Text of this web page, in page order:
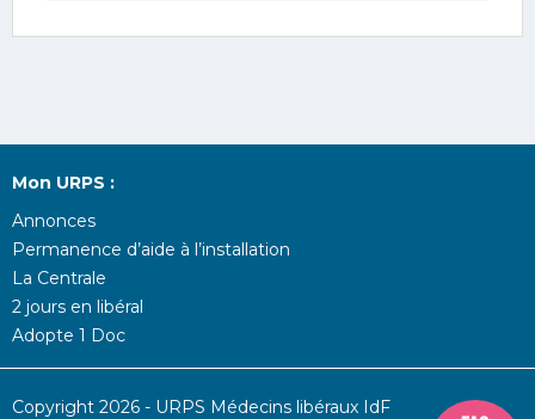
Mon URPS :
Annonces
Permanence d’aide à l’installation
La Centrale
2 jours en libéral
Adopte 1 Doc
Copyright 2026 - URPS Médecins libéraux IdF